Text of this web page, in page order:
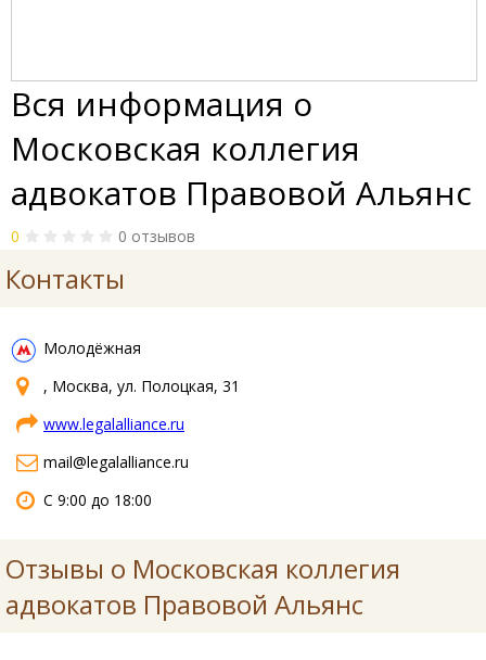
Вся информация о
Московская коллегия
адвокатов Правовой Альянс
0 0 отзывов
Контакты
Молодёжная
, Москва, ул. Полоцкая, 31
www.legalalliance.ru
mail@legalalliance.ru
С 9:00 до 18:00
Отзывы о Московская коллегия
адвокатов Правовой Альянс